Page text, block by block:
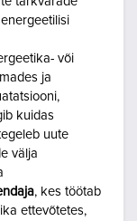
või
ja
kuidas
uute
välja
, kes töötab
ettevõtetes,